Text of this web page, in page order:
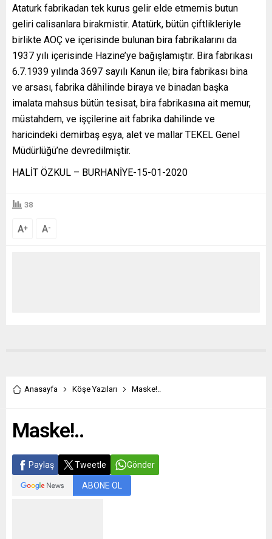
Ataturk fabrikadan tek kurus gelir elde etmemis butun
geliri calisanlara birakmistir. Atatürk, bütün çiftlikleriyle
birlikte AOÇ ve içerisinde bulunan bira fabrikalarını da
1937 yılı içerisinde Hazine’ye bağışlamıştır. Bira fabrikası
6.7.1939 yılında 3697 sayılı Kanun ile; bira fabrikası bina
ve arsası, fabrika dâhilinde biraya ve binadan başka
imalata mahsus bütün tesisat, bira fabrikasına ait memur,
müstahdem, ve işçilerine ait fabrika dahilinde ve
haricindeki demirbaş eşya, alet ve mallar TEKEL Genel
Müdürlüğü’ne devredilmiştir.
HALİT ÖZKUL – BURHANİYE-15-01-2020
38
A+ A-
Anasayfa Köşe Yazıları Maske!..
Maske!..
Paylaş Tweetle Gönder
ABONE OL